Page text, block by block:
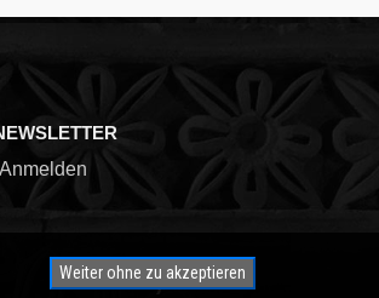
Anmelden
331,582
Weiter ohne zu akzeptieren